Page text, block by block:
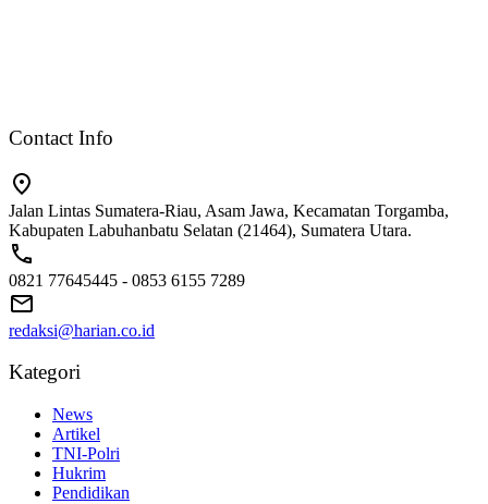
Contact Info
Jalan Lintas Sumatera-Riau, Asam Jawa, Kecamatan Torgamba,
Kabupaten Labuhanbatu Selatan (21464), Sumatera Utara.
0821 77645445 - 0853 6155 7289
redaksi@harian.co.id
Kategori
News
Artikel
TNI-Polri
Hukrim
Pendidikan